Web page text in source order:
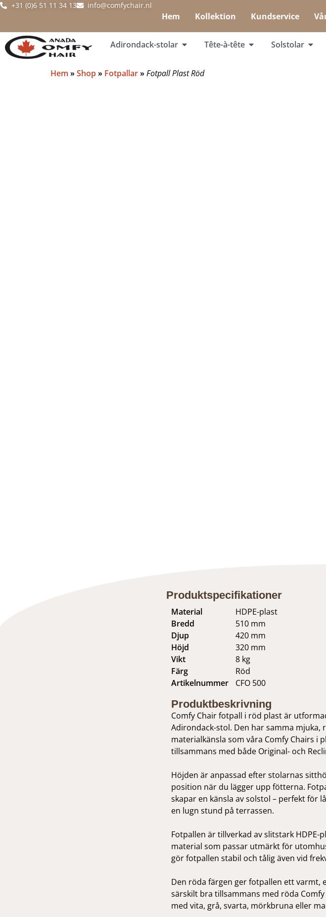
+31 (0)6 51 11 34 13 info@comfychair.nl
Hem Kollektion Kundservice
Adirondack-stolar Tête-à-tête Solstolar
Hem »Shop» Fotpallar»Fotpall Plast Röd
Produktspecifikationer
Material
Bredd
Djup
Höjd
Vikt
Färg
Artikelnummer
HDPE-plast
510 mm
420 mm
320 mm
8 kg
Röd
CFO 500
Produktbeskrivning
Comfy Chair fotpall i röd plast är
Adirondack-stol. Den har samma
materialkänsla som våra Comfy Chairs i
tillsammans med både Original- och
Höjden är anpassad efter stolarnas
position när du lägger upp fötterna.
skapar en känsla av solstol – perfekt för
en lugn stund på terrassen.
Fotpallen är tillverkad av slitstark
material som passar utmärkt för
gör fotpallen stabil och tålig även vid
Den röda färgen ger fotpallen ett varmt,
särskilt bra tillsammans med röda
med vita, grå, svarta, mörkbruna eller